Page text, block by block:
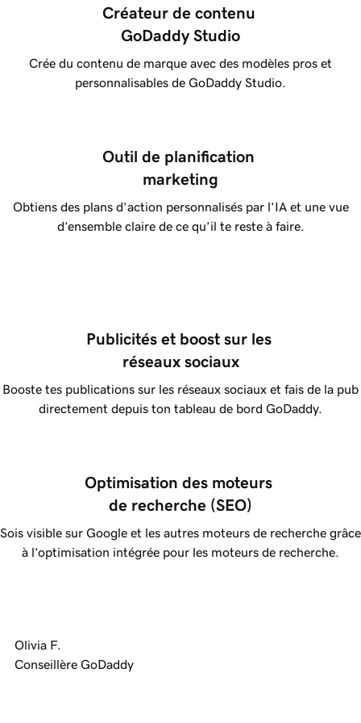
Créateur de contenu
GoDaddy Studio
Crée du contenu de marque avec des modèles pros et
personnalisables de GoDaddy Studio.
Outil de planification
marketing
Obtiens des plans d’action personnalisés par l’IA et une vue
d’ensemble claire de ce qu’il te reste à faire.
Publicités et boost sur les
réseaux sociaux
Booste tes publications sur les réseaux sociaux et fais de la pub
directement depuis ton tableau de bord GoDaddy.
Optimisation des moteurs
de recherche (SEO)
Sois visible sur Google et les autres moteurs de recherche grâce
à l’optimisation intégrée pour les moteurs de recherche.
Olivia F.
Conseillère GoDaddy